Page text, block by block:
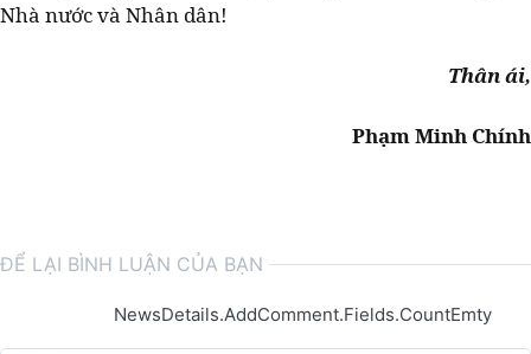
Nhà nước và Nhân dân!
Thân ái,
Phạm Minh Chính
ĐỂ LẠI BÌNH LUẬN CỦA BẠN
NewsDetails.AddComment.Fields.CountEmty